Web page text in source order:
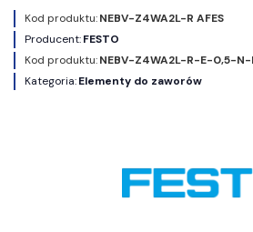
Kod produktu:NEBV-Z4WA2L-R AFES
Producent:FESTO
Kod produktu:NEBV-Z4WA2L-R-E-0,5-N-
Kategoria:Elementy do zaworów